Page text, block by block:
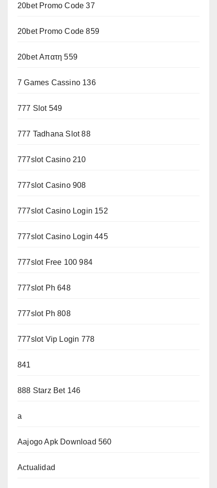
20bet Promo Code 37
20bet Promo Code 859
20bet Απατη 559
7 Games Cassino 136
777 Slot 549
777 Tadhana Slot 88
777slot Casino 210
777slot Casino 908
777slot Casino Login 152
777slot Casino Login 445
777slot Free 100 984
777slot Ph 648
777slot Ph 808
777slot Vip Login 778
841
888 Starz Bet 146
a
Aajogo Apk Download 560
Actualidad